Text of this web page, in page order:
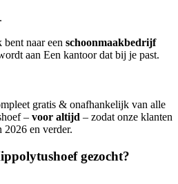
naar een schoonmaakbedrijf
aan Een kantoor dat bij je past.
gratis & onafhankelijk van alle
– voor altijd – zodat onze klanten
2026 en verder.
gezocht?